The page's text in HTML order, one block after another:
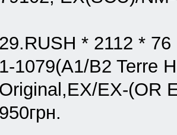
29.RUSH * 2112 *
1-1079(A1/B2 Terre
Original,EX/EX-(OR
950грн.